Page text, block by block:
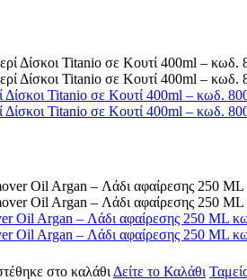
Titanio σε Κουτί 400ml – κωδ.
Titanio σε Κουτί 400ml – κωδ.
Oil Argan – Λάδι αφαίρεσης 250 ML
Oil Argan – Λάδι αφαίρεσης 250 ML
στο καλάθι Δείτε το Καλάθι